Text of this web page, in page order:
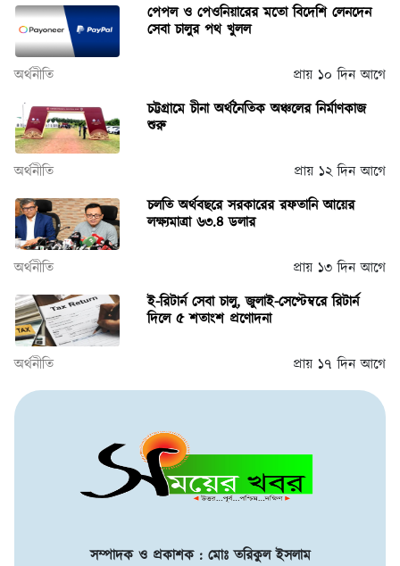
পেপল ও পেওনিয়ারের মতো বিদেশি লেনদেন
সেবা চালুর পথ খুলল
অর্থনীতি
প্রায় ১০ দিন আগে
চট্টগ্রামে চীনা অর্থনৈতিক অঞ্চলের নির্মাণকাজ
শুরু
অর্থনীতি
প্রায় ১২ দিন আগে
চলতি অর্থবছরে সরকারের রফতানি আয়ের
লক্ষ্যমাত্রা ৬৩.৪ ডলার
অর্থনীতি
প্রায় ১৩ দিন আগে
ই-রিটার্ন সেবা চালু, জুলাই-সেপ্টেম্বরে রিটার্ন
দিলে ৫ শতাংশ প্রণোদনা
অর্থনীতি প্রায় ১৭ দিন আগে
সম্পাদক ও প্রকাশক : মোঃ তরিকুল ইসলাম